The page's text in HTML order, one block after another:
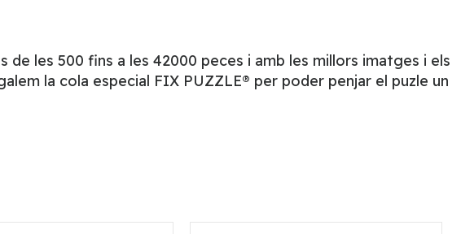
les 500 fins a les 42000 peces i amb les millors imatges i els
la cola especial FIX PUZZLE® per poder penjar el puzle un